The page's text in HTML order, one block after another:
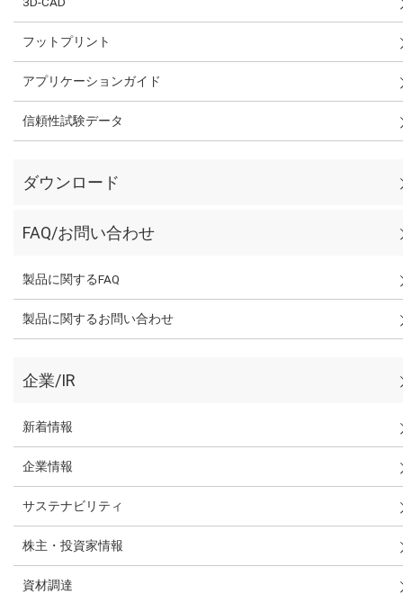
フットプリント
アプリケーションガイド
信頼性試験データ
ダウンロード
FAQ/お問い合わせ
製品に関するFAQ
製品に関するお問い合わせ
企業/IR
新着情報
企業情報
サステナビリティ
株主・投資家情報
資材調達